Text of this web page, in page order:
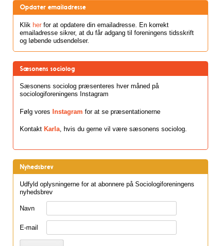
Opdater emailadresse
Klik her for at opdatere din emailadresse. En korrekt
emailadresse sikrer, at du får adgang til foreningens tidsskrift
og løbende udsendelser.
Sæsonens sociolog
Sæsonens sociolog præsenteres hver måned på
sociologiforeningens Instagram
Følg vores Instagram for at se præsentationerne
Kontakt Karla, hvis du gerne vil være sæsonens sociolog.
Nyhedsbrev
Udfyld oplysningerne for at abonnere på Sociologiforeningens
nyhedsbrev
Navn
E-mail